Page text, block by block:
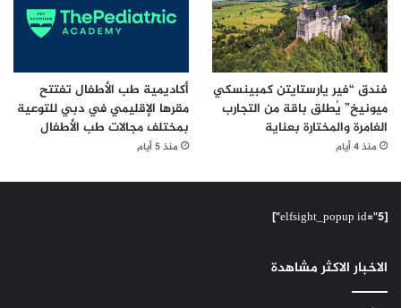
فندق “فير يارستايتن كمبينسكي
ميونيخ” يُطلق باقة من التجارب
الغامرة والمختارة بعناية
منذ 4 أيام
أكاديمية طب الأطفال تفتتح
مقرها الإقليمي في دبي للتوعية
بمختلف مجالات طب الأطفال
منذ 5 أيام
[elfsight_popup id="5"]
الاخبار الاكثر مشاهدة